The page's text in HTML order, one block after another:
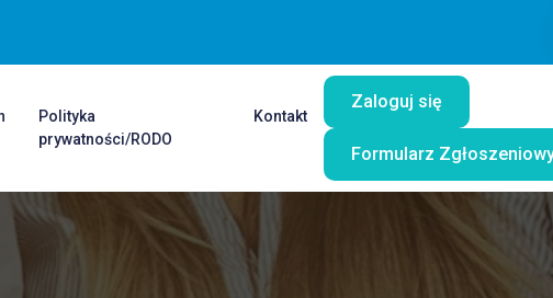
Polityka
prywatności/RODO
Kontakt
Zaloguj się
Formularz